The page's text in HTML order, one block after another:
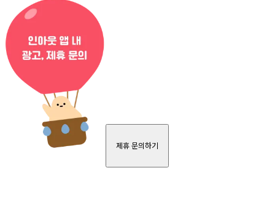
제휴 문의하기